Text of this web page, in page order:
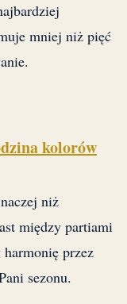
mniej niż pięć
kolorów
niż
między partiami
przez
sezonu.